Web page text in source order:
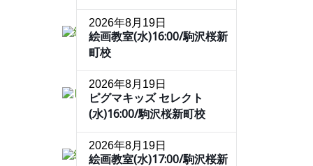
2026年8月19日
絵画教室(水)16:00/駒沢桜新
町校
2026年8月19日
ピグマキッズ セレクト
(水)16:00/駒沢桜新町校
2026年8月19日
絵画教室(水)17:00/駒沢桜新